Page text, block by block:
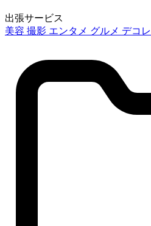
出張サービス
美容 撮影 エンタメ グルメ デコ